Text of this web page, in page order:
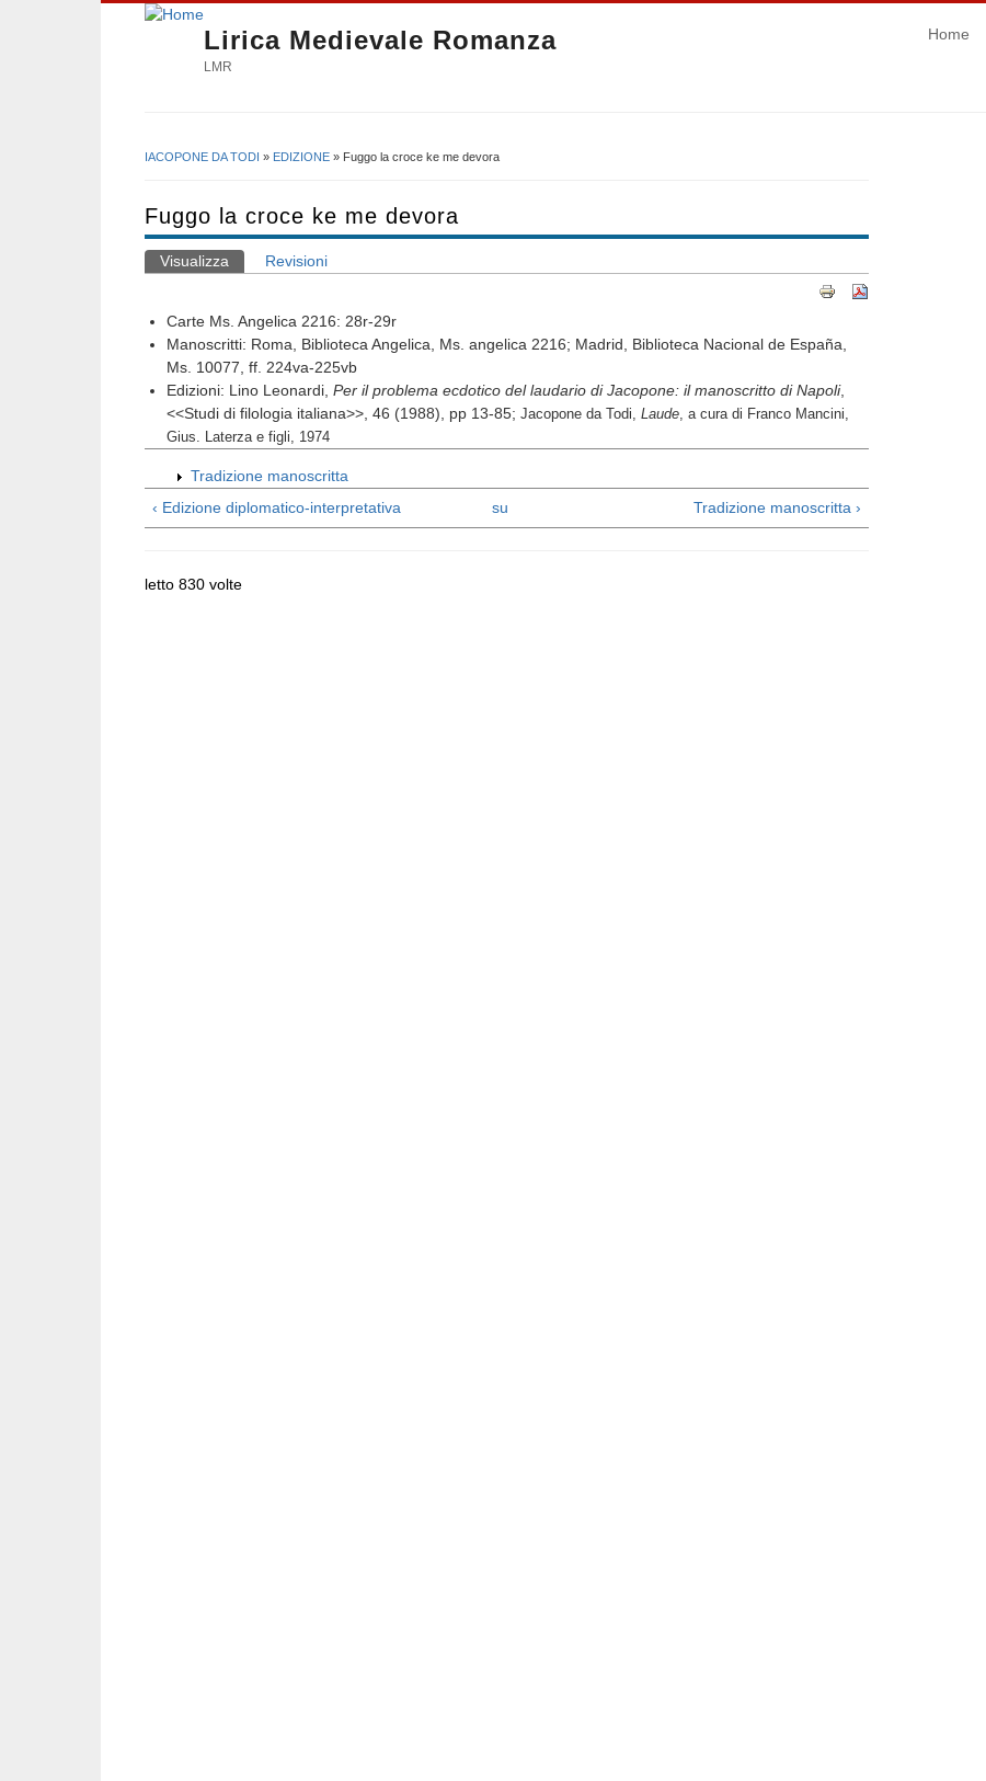
Lirica Medievale Romanza
LMR
Home
IACOPONE DA TODI » EDIZIONE » Fuggo la croce ke me devora
Fuggo la croce ke me devora
Schede primarie
Visualizza (scheda attiva)
Revisioni
Carte Ms. Angelica 2216: 28r-29r
Manoscritti: Roma, Biblioteca Angelica, Ms. angelica 2216; Madrid, Biblioteca Nacional de España,
Ms. 10077, ff. 224va-225vb
Edizioni: Lino Leonardi, Per il problema ecdotico del laudario di Jacopone: il manoscritto di Napoli,
<<Studi di filologia italiana>>, 46 (1988), pp 13-85; Jacopone da Todi, Laude, a cura di Franco Mancini,
Gius. Laterza e figli, 1974
Tradizione manoscritta
‹ Edizione diplomatico-interpretativa
su Tradizione manoscritta ›
letto 830 volte